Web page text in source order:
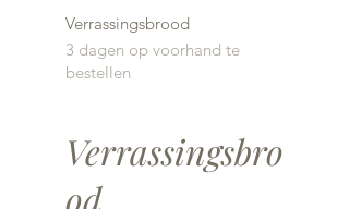
Verrassingsbrood
3 dagen op voorhand te
bestellen
Verrassingsbro
od